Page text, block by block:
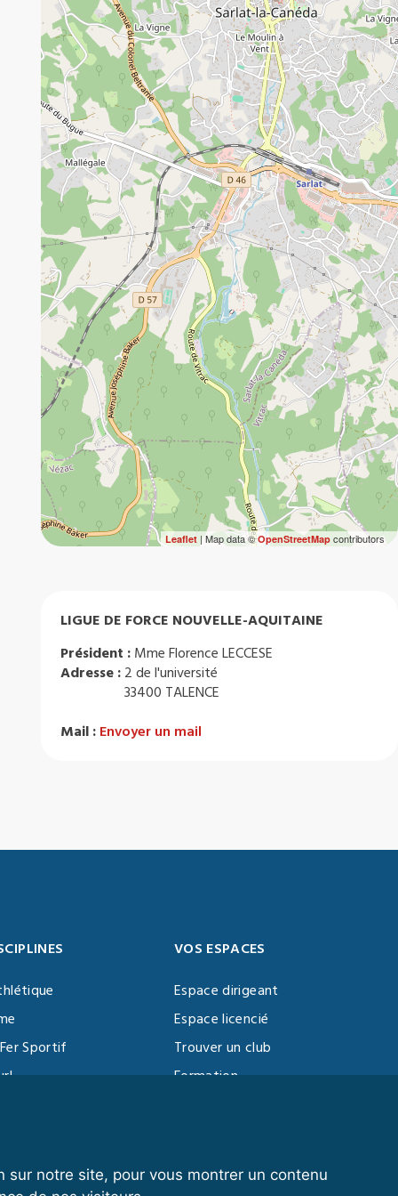
notre site, pour vous montrer un contenu
Leaflet| Map data ©OpenStreetMapcontributors
LIGUE DE FORCE NOUVELLE-AQUITAINE
Président : Mme Florence LECCESE
Adresse : 2 de l'université
33400 TALENCE
Mail : Envoyer un mail
Sportif
VOS ESPACES
Espace dirigeant
Espace licencié
Trouver un club
Formation